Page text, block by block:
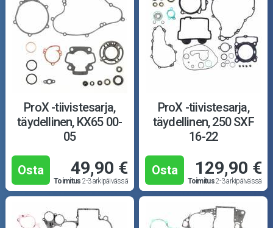
ProX -tiivistesarja,
täydellinen, KX65 00-
05
Osta 49,90 €
Toimitus 2-3 arkipäivässä
ProX -tiivistesarja,
täydellinen, 250 SXF
16-22
Osta 129,90 €
Toimitus2-3 arkipäivässä